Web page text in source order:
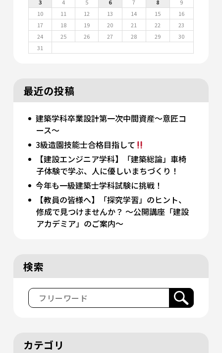
3 4 5 6 7 8
9
10
11 12 13 14 15
16
17
18 19 20 21 22
23
24
25 26 27 28 29
30
31
最近の投稿
建築学科卒業設計第一次中間資産～意匠コ
ース～
3級造園技能士合格目指して
【建設エンジニア学科】「建築総論」車椅
子体験で学ぶ、人に優しいまちづくり！
今年も一級建築士学科試験に挑戦！
【教員の皆様へ】「探究学習」のヒント、
修成で見つけませんか？ 〜公開講座「建設
アカデミア」のご案内〜
検索
カテゴリ